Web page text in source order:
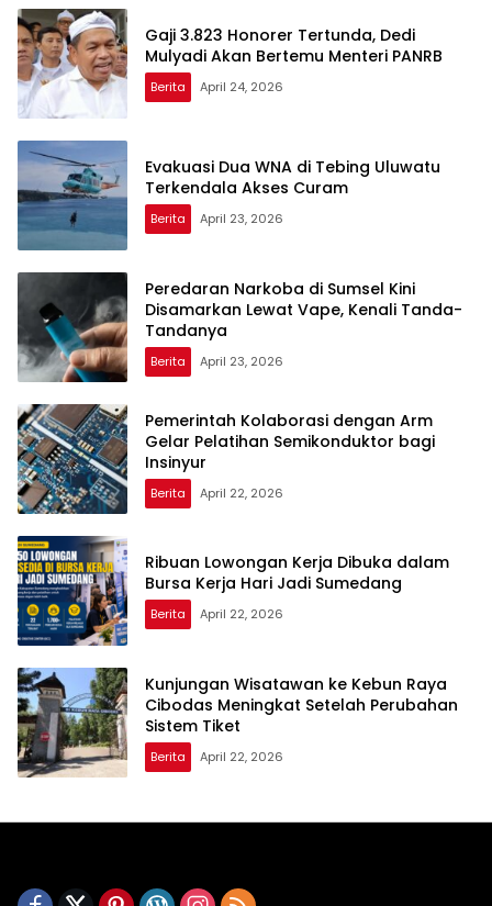
Gaji 3.823 Honorer Tertunda, Dedi
Mulyadi Akan Bertemu Menteri PANRB
Berita April 24, 2026
Evakuasi Dua WNA di Tebing Uluwatu
Terkendala Akses Curam
Berita April 23, 2026
Peredaran Narkoba di Sumsel Kini
Disamarkan Lewat Vape, Kenali Tanda-
Tandanya
Berita April 23, 2026
Pemerintah Kolaborasi dengan Arm
Gelar Pelatihan Semikonduktor bagi
Insinyur
Berita April 22, 2026
Ribuan Lowongan Kerja Dibuka dalam
Bursa Kerja Hari Jadi Sumedang
Berita April 22, 2026
Kunjungan Wisatawan ke Kebun Raya
Cibodas Meningkat Setelah Perubahan
Sistem Tiket
Berita April 22, 2026